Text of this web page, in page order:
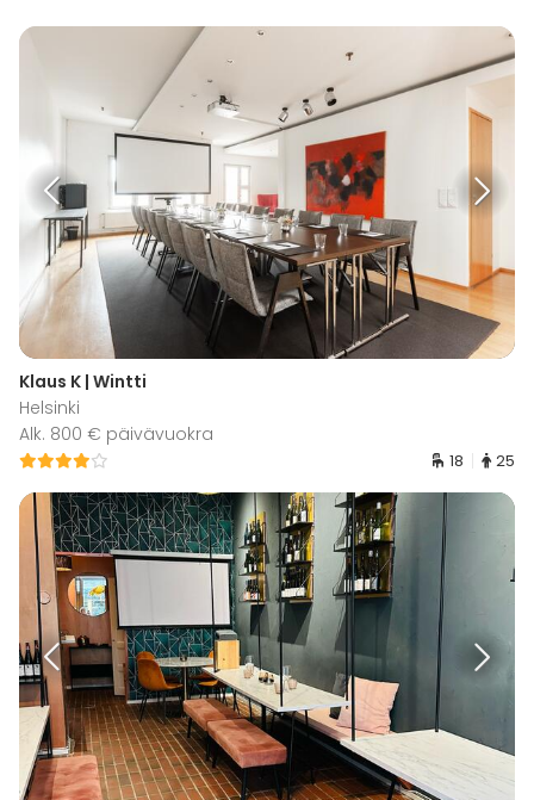
Klaus K | Wintti
Helsinki
Alk. 800 € päivävuokra
18 25